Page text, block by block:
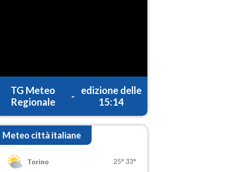
TG Meteo
Regionale
-
edizione delle
15:14
Meteo città italiane
Torino 25° 33°